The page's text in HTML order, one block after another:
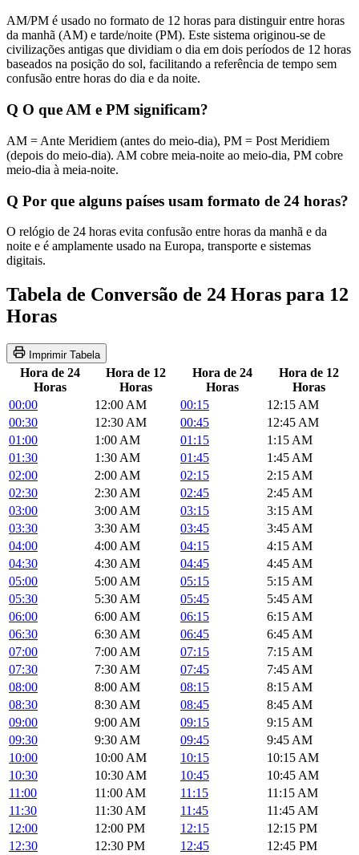
AM/PM é usado no formato de 12 horas para distinguir entre horas
da manhã (AM) e tarde/noite (PM). Este sistema originou-se de
civilizações antigas que dividiam o dia em dois períodos de 12 horas
baseados na posição do sol, facilitando a referência de tempo sem
confusão entre horas do dia e da noite.
Q O que AM e PM significam?
AM = Ante Meridiem (antes do meio-dia), PM = Post Meridiem
(depois do meio-dia). AM cobre meia-noite ao meio-dia, PM cobre
meio-dia à meia-noite.
Q Por que alguns países usam formato de 24 horas?
O relógio de 24 horas evita confusão entre horas da manhã e da
noite e é amplamente usado na Europa, transporte e sistemas
digitais.
Tabela de Conversão de 24 Horas para 12
Horas
Imprimir Tabela
Hora de 24
Horas
Hora de 12
Horas
Hora de 24
Horas
Hora de 12
Horas
00:00
12:00 AM 00:15
12:15 AM
00:30
12:30 AM 00:45
12:45 AM
01:00
1:00 AM 01:15
1:15 AM
01:30
1:30 AM 01:45
1:45 AM
02:00
2:00 AM 02:15
2:15 AM
02:30
2:30 AM 02:45
2:45 AM
03:00
3:00 AM 03:15
3:15 AM
03:30
3:30 AM 03:45
3:45 AM
04:00
4:00 AM 04:15
4:15 AM
04:30
4:30 AM 04:45
4:45 AM
05:00
5:00 AM 05:15
5:15 AM
05:30
5:30 AM 05:45
5:45 AM
06:00
6:00 AM 06:15
6:15 AM
06:30
6:30 AM 06:45
6:45 AM
07:00
7:00 AM 07:15
7:15 AM
07:30
7:30 AM 07:45
7:45 AM
08:00
8:00 AM 08:15
8:15 AM
08:30
8:30 AM 08:45
8:45 AM
09:00
9:00 AM 09:15
9:15 AM
09:30
9:30 AM 09:45
9:45 AM
10:00
10:00 AM 10:15
10:15 AM
10:30
10:30 AM 10:45
10:45 AM
11:00
11:00 AM 11:15
11:15 AM
11:30
11:30 AM 11:45
11:45 AM
12:00
12:00 PM 12:15
12:15 PM
12:30
12:30 PM 12:45
12:45 PM